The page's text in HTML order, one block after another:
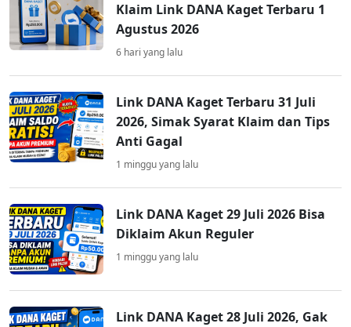
Klaim Link DANA Kaget Terbaru 1
Agustus 2026
6 hari yang lalu
Link DANA Kaget Terbaru 31 Juli
2026, Simak Syarat Klaim dan Tips
Anti Gagal
1 minggu yang lalu
Link DANA Kaget 29 Juli 2026 Bisa
Diklaim Akun Reguler
1 minggu yang lalu
Link DANA Kaget 28 Juli 2026, Gak